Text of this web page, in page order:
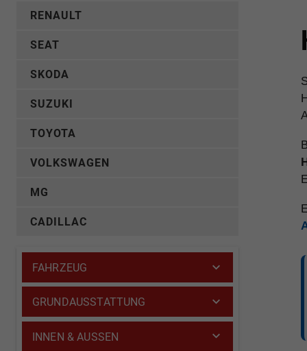
RENAULT
SEAT
SKODA
SUZUKI
TOYOTA
VOLKSWAGEN
MG
CADILLAC
FAHRZEUG
GRUNDAUSSTATTUNG
INNEN & AUSSEN